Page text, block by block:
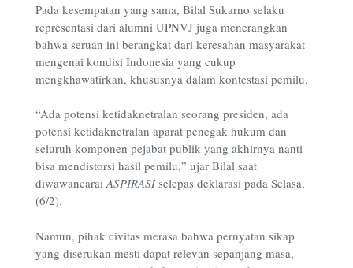
Pada kesempatan yang sama, Bilal Sukarno selaku
representasi dari alumni UPNVJ juga menerangkan
bahwa seruan ini berangkat dari keresahan masyarakat
mengenai kondisi Indonesia yang cukup
mengkhawatirkan, khususnya dalam kontestasi pemilu.
“Ada potensi ketidaknetralan seorang presiden, ada
potensi ketidaknetralan aparat penegak hukum dan
seluruh komponen pejabat publik yang akhirnya nanti
bisa mendistorsi hasil pemilu,” ujar Bilal saat
diwawancaraiASPIRASIselepas deklarasi pada Selasa,
(6/2).
Namun, pihak civitas merasa bahwa pernyatan sikap
yang diserukan mesti dapat relevan sepanjang masa,